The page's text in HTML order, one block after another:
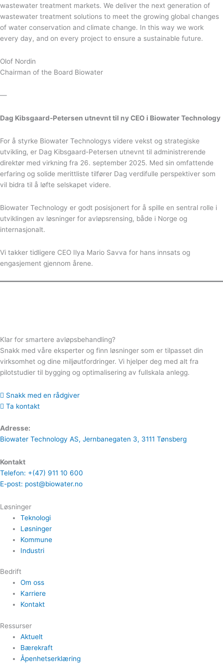
wastewater treatment markets. We deliver the next generation of
wastewater treatment solutions to meet the growing global changes
of water conservation and climate change. In this way we work
every day, and on every project to ensure a sustainable future.
Olof Nordin
Chairman of the Board Biowater
—
Dag Kibsgaard-Petersen utnevnt til ny CEO i Biowater Technology
For å styrke Biowater Technologys videre vekst og strategiske
utvikling, er Dag Kibsgaard-Petersen utnevnt til administrerende
direktør med virkning fra 26. september 2025. Med sin omfattende
erfaring og solide merittliste tilfører Dag verdifulle perspektiver som
vil bidra til å løfte selskapet videre.
Biowater Technology er godt posisjonert for å spille en sentral rolle i
utviklingen av løsninger for avløpsrensing, både i Norge og
internasjonalt.
Vi takker tidligere CEO Ilya Mario Savva for hans innsats og
engasjement gjennom årene.
Klar for smartere avløpsbehandling?
Snakk med våre eksperter og finn løsninger som er tilpasset din
virksomhet og dine miljøutfordringer. Vi hjelper deg med alt fra
pilotstudier til bygging og optimalisering av fullskala anlegg.
Snakk med en rådgiver
Ta kontakt
Adresse:
Biowater Technology AS, Jernbanegaten 3, 3111 Tønsberg
Kontakt
Telefon: +(47) 911 10 600
E-post: post@biowater.no
Løsninger
Teknologi
Løsninger
Kommune
Industri
Bedrift
Om oss
Karriere
Kontakt
Ressurser
Aktuelt
Bærekraft
Åpenhetserklæring